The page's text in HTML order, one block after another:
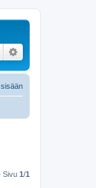
Etsi
Sivu 1/1